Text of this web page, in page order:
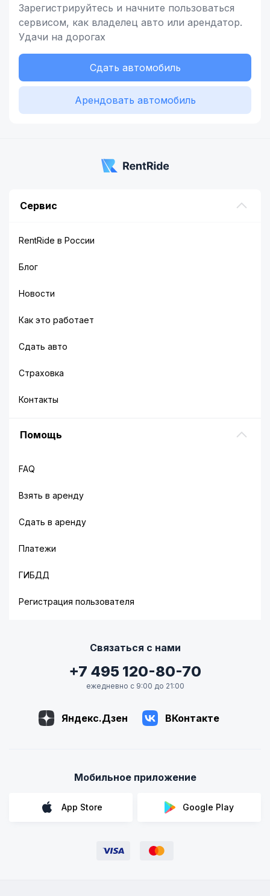
Зарегистрируйтесь и начните пользоваться
сервисом, как владелец авто или арендатор.
Удачи на дорогах
Сдать автомобиль
Арендовать автомобиль
Сервис
RentRide в России
Блог
Новости
Как это работает
Сдать авто
Страховка
Контакты
Помощь
FAQ
Взять в аренду
Сдать в аренду
Платежи
ГИБДД
Регистрация пользователя
Связаться с нами
+7 495 120-80-70
ежедневно с 9:00 до 21:00
Яндекс.Дзен ВКонтакте
Мобильное приложение
App Store Google Play